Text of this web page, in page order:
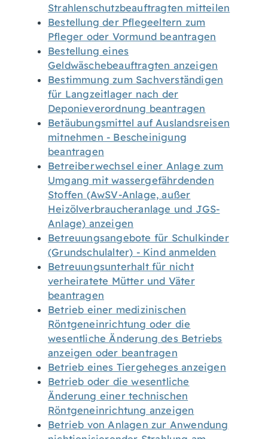
Strahlenschutzbeauftragten mitteilen
Bestellung der Pflegeeltern zum
Pfleger oder Vormund beantragen
Bestellung eines
Geldwäschebeauftragten anzeigen
Bestimmung zum Sachverständigen
für Langzeitlager nach der
Deponieverordnung beantragen
Betäubungsmittel auf Auslandsreisen
mitnehmen - Bescheinigung
beantragen
Betreiberwechsel einer Anlage zum
Umgang mit wassergefährdenden
Stoffen (AwSV-Anlage, außer
Heizölverbraucheranlage und JGS-
Anlage) anzeigen
Betreuungsangebote für Schulkinder
(Grundschulalter) - Kind anmelden
Betreuungsunterhalt für nicht
verheiratete Mütter und Väter
beantragen
Betrieb einer medizinischen
Röntgeneinrichtung oder die
wesentliche Änderung des Betriebs
anzeigen oder beantragen
Betrieb eines Tiergeheges anzeigen
Betrieb oder die wesentliche
Änderung einer technischen
Röntgeneinrichtung anzeigen
Betrieb von Anlagen zur Anwendung